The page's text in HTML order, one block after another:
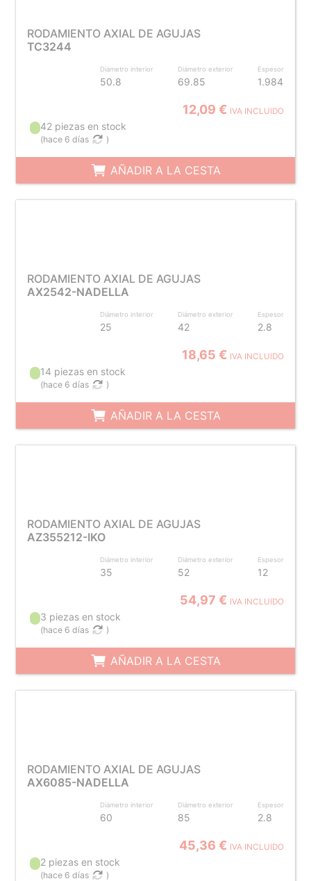
RODAMIENTO AXIAL DE AGUJAS
TC3244
Diámetro interior
50.8
Diámetro exterior
69.85
Espesor
1.984
12,09 € IVA INCLUIDO
42 piezas en stock
(hace 6 días )
AÑADIR A LA CESTA
RODAMIENTO AXIAL DE AGUJAS
AX2542-NADELLA
Diámetro interior
25
Diámetro exterior
42
Espesor
2.8
18,65 € IVA INCLUIDO
14 piezas en stock
(hace 6 días )
AÑADIR A LA CESTA
RODAMIENTO AXIAL DE AGUJAS
AZ355212-IKO
Diámetro interior
35
Diámetro exterior
52
Espesor
12
54,97 € IVA INCLUIDO
3 piezas en stock
(hace 6 días )
AÑADIR A LA CESTA
RODAMIENTO AXIAL DE AGUJAS
AX6085-NADELLA
Diámetro interior
60
Diámetro exterior
85
Espesor
2.8
45,36 € IVA INCLUIDO
2 piezas en stock
(hace 6 días )